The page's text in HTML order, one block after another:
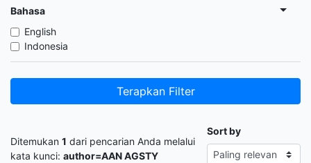
Bahasa
English
Indonesia
Terapkan Filter
Ditemukan 1 dari pencarian Anda melalui
kata kunci: author=AAN AGSTY
Sort by